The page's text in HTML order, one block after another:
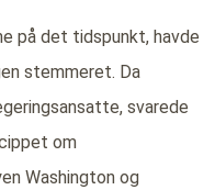
på det tidspunkt, havde
stemmeret. Da
svarede
om
Washington og